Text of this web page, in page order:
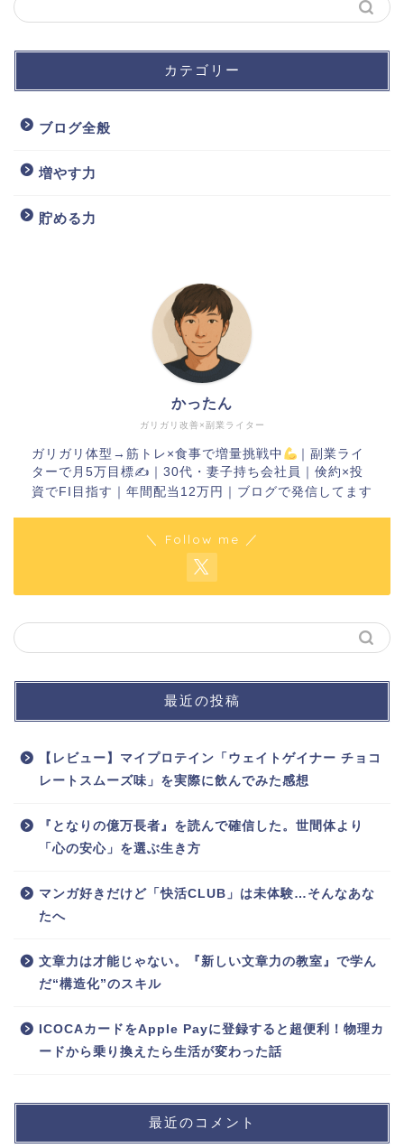
カテゴリー
ブログ全般
増やす力
貯める力
ガリガリ改善×副業ライター
かったん
ガリガリ体型→筋トレ×食事で増量挑戦中
｜副業ライ
ターで月5万目標✍ ｜30代・妻子持ち会社員｜倹約×投
資でFI目指す｜年間配当12万円｜ブログで発信してます
＼ Follow me ／
最近の投稿
【レビュー】マイプロテイン「ウェイトゲイナー チョコ
レートスムーズ味」を実際に飲んでみた感想
『となりの億万長者』を読んで確信した。世間体より
「心の安心」を選ぶ生き方
マンガ好きだけど「快活CLUB」は未体験…そんなあな
たへ
文章力は才能じゃない。『新しい文章力の教室』で学ん
だ“構造化”のスキル
ICOCAカードをApple Payに登録すると超便利！物理カ
ードから乗り換えたら生活が変わった話
最近のコメント